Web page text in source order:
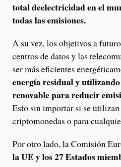
total deelectricidad en el
todas las emisiones.
A su vez, los objetivos a
centros de datos y las
ser más eficientes
energía residual y
renovable para reducir
Esto sin importar si se
criptomonedas o para
Por otro lado, la Comisión
la UE y los 27 Estados